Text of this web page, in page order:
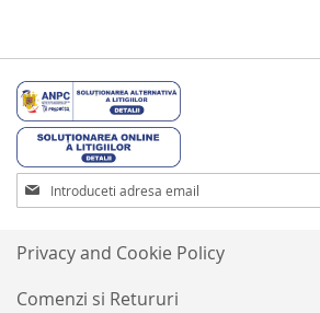
Privacy and Cookie Policy
Comenzi si Retururi
Inscrieti-
va
Buletinele
noastre
informative